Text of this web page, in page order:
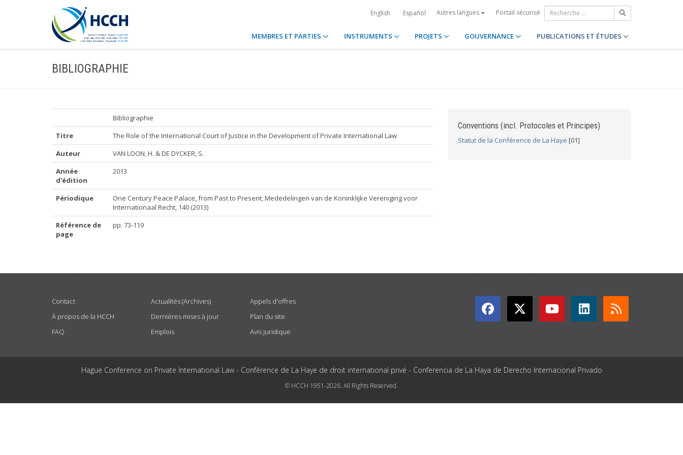
English Español Autres langues Portail sécurisé
MEMBRES ET PARTIES INSTRUMENTS PROJETS GOUVERNANCE PUBLICATIONS ET ÉTUDES
BIBLIOGRAPHIE
Bibliographie
Titre
The Role of the International Court of Justice in the Development of Private International Law
Auteur
VAN LOON, H. & DE DYCKER, S.
Année
d'édition
2013
Périodique
One Century Peace Palace, from Past to Present, Mededelingen van de Koninklijke Vereniging voor
Internationaal Recht, 140 (2013)
Référence de
page
pp. 73-119
Conventions (incl. Protocoles et Principes)
Statut de la Conférence de La Haye [01]
Contact
À propos de la HCCH
FAQ
Actualités (Archives)
Dernières mises à jour
Emplois
Appels d'offres
Plan du site
Avis juridique
Hague Conference on Private International Law - Conférence de La Haye de droit international privé - Conferencia de La Haya de Derecho Internacional Privado
© HCCH 1951-2026. All Rights Reserved.